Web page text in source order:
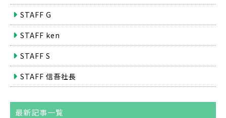
STAFF G
STAFF ken
STAFF S
STAFF 信吾社長
最新記事一覧